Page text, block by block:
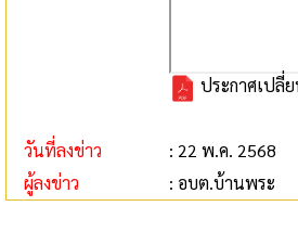
ประกาศเปลี่
วันที่ลงข่าว
: 22 พ.ค. 2568
ผู้ลงข่าว
: อบต.บ้านพระ